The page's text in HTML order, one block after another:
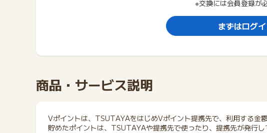
※交換には会員登録が
まずはログ
商品・サービス説明
Vポイントは、TSUTAYAをはじめVポイント提携先で、利用する金
貯めたポイントは、TSUTAYAや提携先で使ったり、提携先が発行